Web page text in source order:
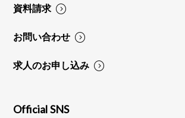
資料請求
お問い合わせ
求人のお申し込み
Official SNS